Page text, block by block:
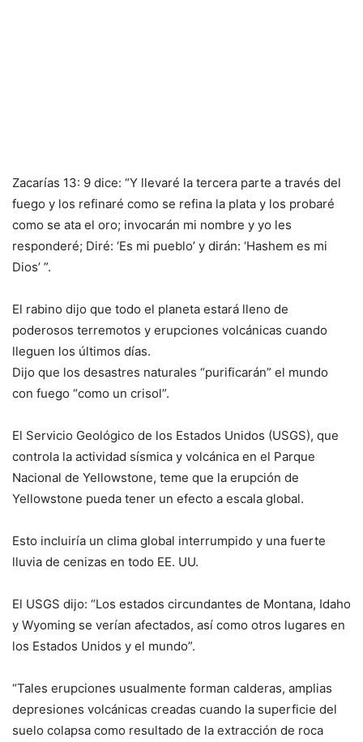
Zacarías 13: 9 dice: “Y llevaré la tercera parte a través del
fuego y los refinaré como se refina la plata y los probaré
como se ata el oro; invocarán mi nombre y yo les
responderé; Diré: ‘Es mi pueblo’ y dirán: ‘Hashem es mi
Dios’ ”.
El rabino dijo que todo el planeta estará lleno de
poderosos terremotos y erupciones volcánicas cuando
lleguen los últimos días.
Dijo que los desastres naturales “purificarán” el mundo
con fuego “como un crisol”.
El Servicio Geológico de los Estados Unidos (USGS), que
controla la actividad sísmica y volcánica en el Parque
Nacional de Yellowstone, teme que la erupción de
Yellowstone pueda tener un efecto a escala global.
Esto incluiría un clima global interrumpido y una fuerte
lluvia de cenizas en todo EE. UU.
El USGS dijo: “Los estados circundantes de Montana, Idaho
y Wyoming se verían afectados, así como otros lugares en
los Estados Unidos y el mundo”.
“Tales erupciones usualmente forman calderas, amplias
depresiones volcánicas creadas cuando la superficie del
suelo colapsa como resultado de la extracción de roca